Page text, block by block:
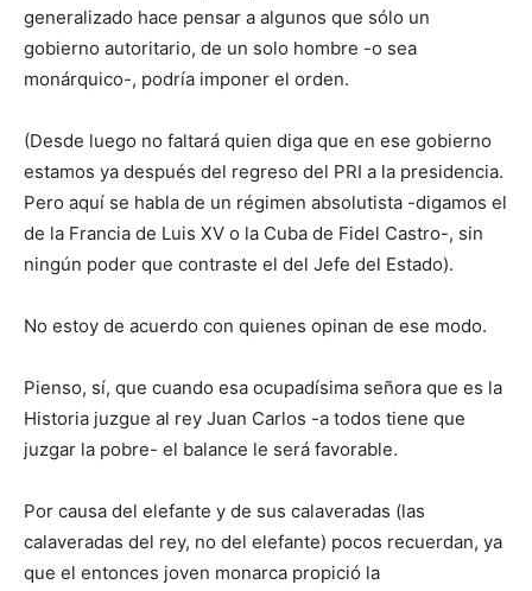
generalizado hace pensar a algunos que sólo un
gobierno autoritario, de un solo hombre -o sea
monárquico-, podría imponer el orden.
(Desde luego no faltará quien diga que en ese gobierno
estamos ya después del regreso del PRI a la presidencia.
Pero aquí se habla de un régimen absolutista -digamos el
de la Francia de Luis XV o la Cuba de Fidel Castro-, sin
ningún poder que contraste el del Jefe del Estado).
No estoy de acuerdo con quienes opinan de ese modo.
Pienso, sí, que cuando esa ocupadísima señora que es la
Historia juzgue al rey Juan Carlos -a todos tiene que
juzgar la pobre- el balance le será favorable.
Por causa del elefante y de sus calaveradas (las
calaveradas del rey, no del elefante) pocos recuerdan, ya
que el entonces joven monarca propició la